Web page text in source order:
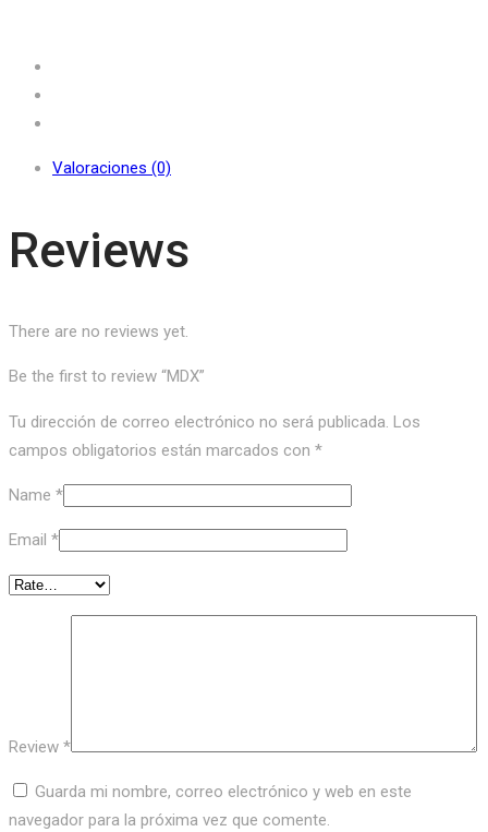
Valoraciones (0)
Reviews
There are no reviews yet.
Be the first to review “MDX”
Tu dirección de correo electrónico no será publicada. Los
campos obligatorios están marcados con *
Name *
Email *
Review *
Guarda mi nombre, correo electrónico y web en este
navegador para la próxima vez que comente.